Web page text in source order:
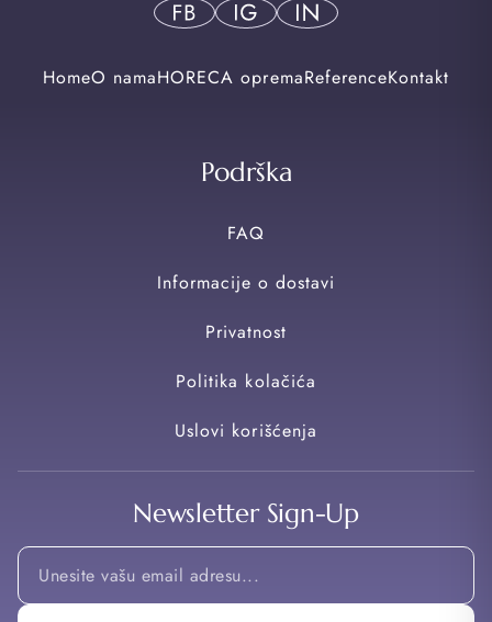
HomeO namaHORECA opremaReferenceKontakt
Podrška
FAQ
Informacije o dostavi
Privatnost
Politika kolačića
Uslovi korišćenja
Newsletter Sign-Up
*
Email